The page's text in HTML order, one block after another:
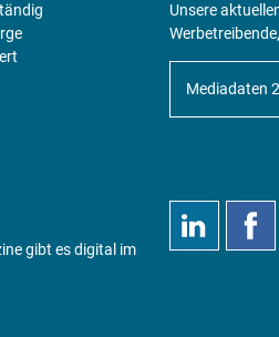
Unsere
Mediadaten
gibt es digital im